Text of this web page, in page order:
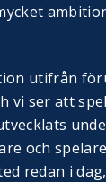
utifrån
vi ser att
och
redan i